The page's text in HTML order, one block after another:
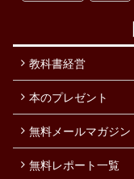
教科書経営
本のプレゼント
無料メールマガジン
無料レポート一覧